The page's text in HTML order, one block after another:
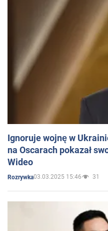
Ignoruje wojnę w
na Oscarach pokazał
Wideo
Rozrywka03.03.2025 15:46 31